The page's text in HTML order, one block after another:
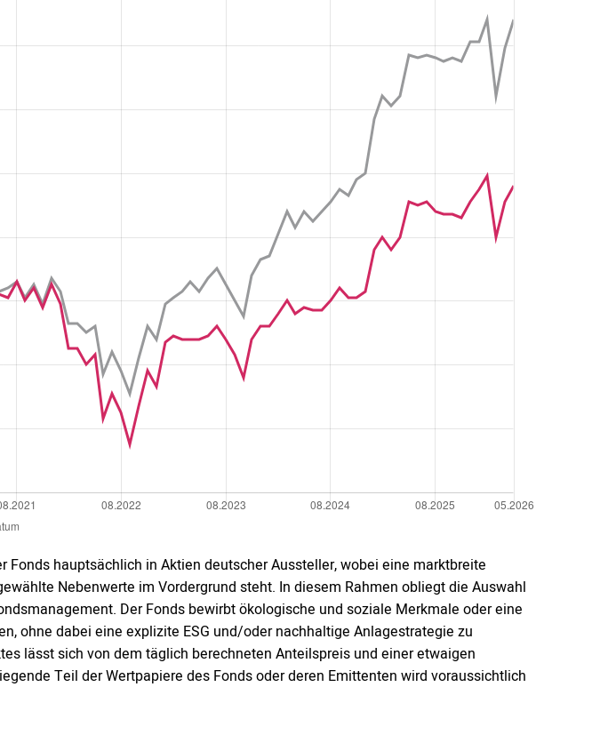
Fonds hauptsächlich in Aktien deutscher Aussteller, wobei eine marktbreite
Nebenwerte im Vordergrund steht. In diesem Rahmen obliegt die Auswahl
Der Fonds bewirbt ökologische und soziale Merkmale oder eine
ohne dabei eine explizite ESG und/oder nachhaltige Anlagestrategie zu
lässt sich von dem täglich berechneten Anteilspreis und einer etwaigen
Teil der Wertpapiere des Fonds oder deren Emittenten wird voraussichtlich